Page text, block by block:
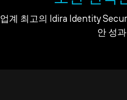
업계 최고의 Idira Identity
안 성